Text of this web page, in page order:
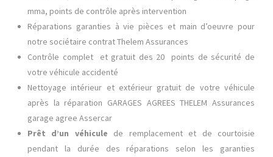
mma, points de contrôle après intervention
Réparations garanties à vie pièces et main d’oeuvre pour
notre sociétaire contrat Thelem Assurances
Contrôle complet et gratuit des 20 points de sécurité de
votre véhicule accidenté
Nettoyage intérieur et extérieur gratuit de votre véhicule
après la réparation GARAGES AGREES THELEM Assurances
garage agree Assercar
Prêt d’un véhicule de remplacement et de courtoisie
pendant la durée des réparations selon les garanties